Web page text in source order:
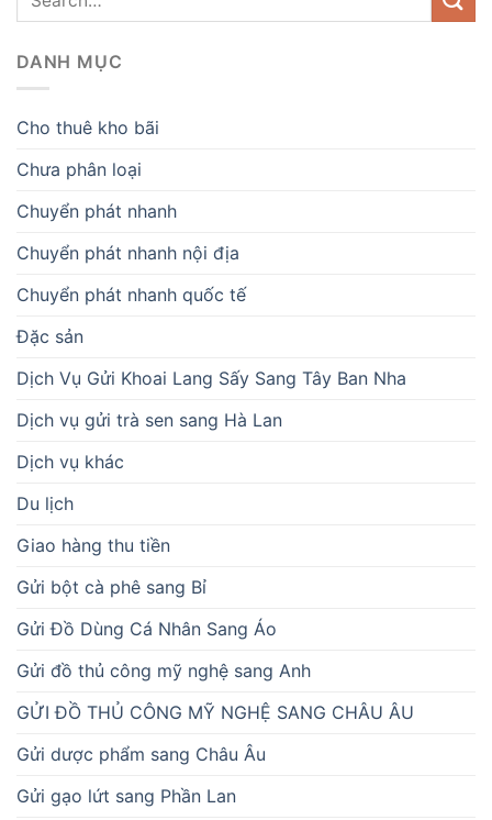
DANH MỤC
Cho thuê kho bãi
Chưa phân loại
Chuyển phát nhanh
Chuyển phát nhanh nội địa
Chuyển phát nhanh quốc tế
Đặc sản
Dịch Vụ Gửi Khoai Lang Sấy Sang Tây Ban Nha
Dịch vụ gửi trà sen sang Hà Lan
Dịch vụ khác
Du lịch
Giao hàng thu tiền
Gửi bột cà phê sang Bỉ
Gửi Đồ Dùng Cá Nhân Sang Áo
Gửi đồ thủ công mỹ nghệ sang Anh
GỬI ĐỒ THỦ CÔNG MỸ NGHỆ SANG CHÂU ÂU
Gửi dược phẩm sang Châu Âu
Gửi gạo lứt sang Phần Lan